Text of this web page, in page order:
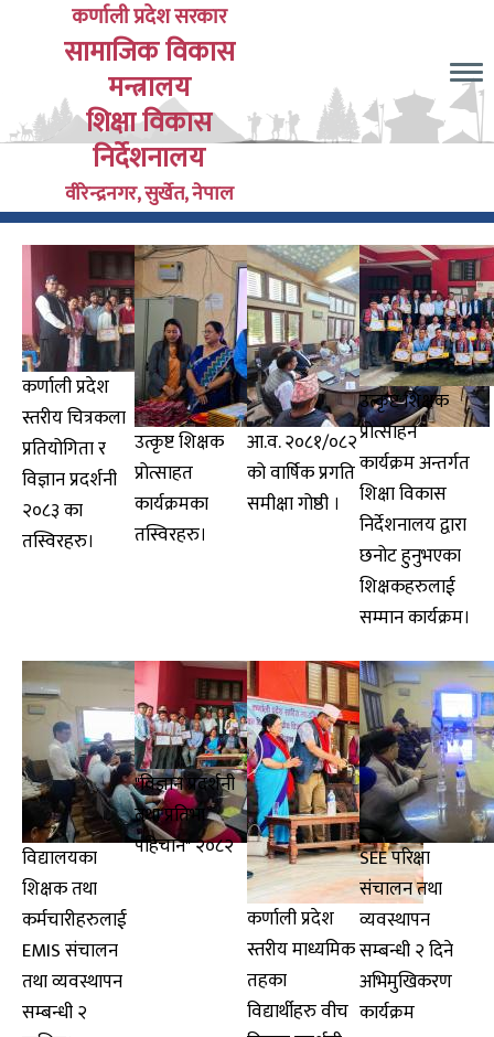
content
कर्णाली प्रदेश सरकार
सामाजिक विकास
मन्त्रालय
शिक्षा विकास
निर्देशनालय
वीरेन्द्रनगर, सुर्खेत, नेपाल
कर्णाली प्रदेश
स्तरीय चित्रकला
प्रतियोगिता र
विज्ञान प्रदर्शनी
२०८३ का
तस्विरहरु।
उत्कृष्ट शिक्षक
प्रोत्साहत
कार्यक्रमका
तस्विरहरु।
आ.व. २०८१/०८२
को वार्षिक प्रगति
समीक्षा गोष्ठी ।
उत्कृष्ट शिक्षक
प्रोत्साहन
कार्यक्रम अन्तर्गत
शिक्षा विकास
निर्देशनालय द्वारा
छनोट हुनुभएका
शिक्षकहरुलाई
सम्मान कार्यक्रम।
विद्यालयका
शिक्षक तथा
कर्मचारीहरुलाई
EMIS संचालन
तथा व्यवस्थापन
सम्बन्धी २
"विज्ञान प्रदर्शनी
तथा प्रतिभा
पहिचान" २०८२
कर्णाली प्रदेश
स्तरीय माध्यमिक
तहका
विद्यार्थीहरु वीच
SEE परिक्षा
संचालन तथा
व्यवस्थापन
सम्बन्धी २ दिने
अभिमुखिकरण
कार्यक्रम